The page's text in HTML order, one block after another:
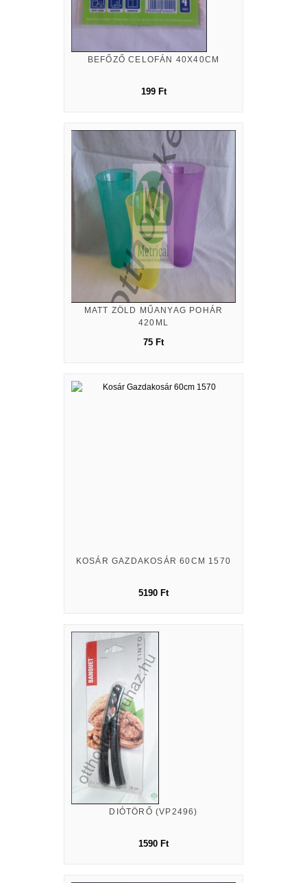
BEFŐZŐ CELOFÁN 40X40CM
199 Ft
MATT ZÖLD MŰANYAG POHÁR
420ML
75 Ft
KOSÁR GAZDAKOSÁR 60CM 1570
5190 Ft
DIÓTÖRŐ (VP2496)
1590 Ft